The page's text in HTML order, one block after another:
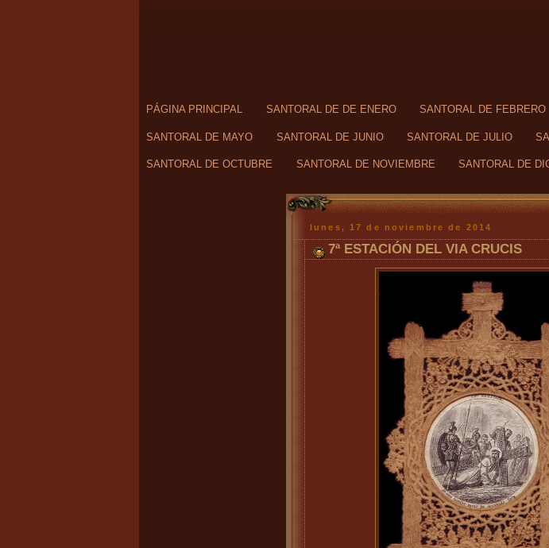
PÁGINA PRINCIPAL SANTORAL DE DE ENERO SANTORAL DE FEBRERO
SANTORAL DE MAYO SANTORAL DE JUNIO SANTORAL DE JULIO
SANTORAL DE OCTUBRE SANTORAL DE NOVIEMBRE SANTORAL DE
lunes, 17 de noviembre de 2014
7ª ESTACIÓN DEL VIA CRUCIS